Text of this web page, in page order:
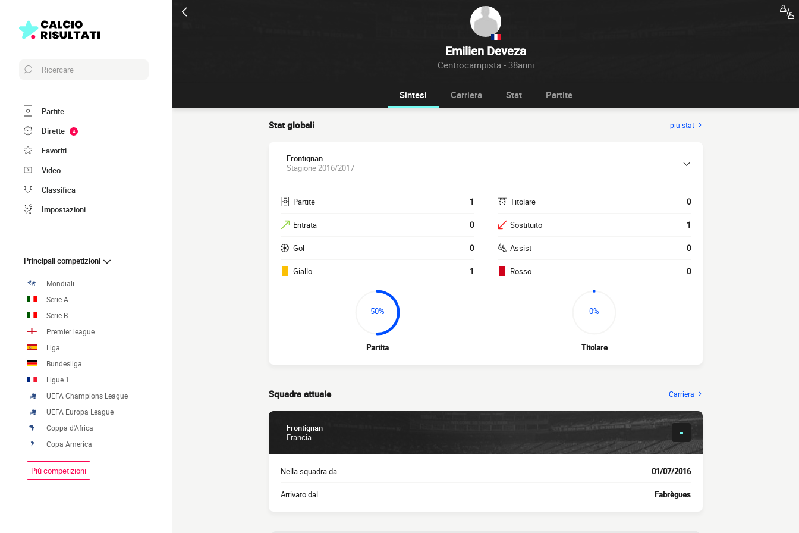
Emilien Deveza
Centrocampista - 38anni
Ricercare
Partite
Dirette
4
Favoriti
Video
Classifica
Impostazioni
Principali competizioni
Mondiali
Serie A
Serie B
Premier league
Liga
Bundesliga
Ligue 1
UEFA Champions League
UEFA Europa League
Coppa d'Africa
Copa America
Più competizioni
Sintesi Carriera Stat Partite
Stat globali più stat
Frontignan
Stagione 2016/2017
Partite 1
Entrata 0
Gol 0
Giallo 1
Titolare 0
Sostituito 1
Assist 0
Rosso 0
50%
Partita
0%
Titolare
Squadra attuale Carriera
Frontignan
Francia -
-
Nella squadra da 01/07/2016
Arrivato dal Fabrègues